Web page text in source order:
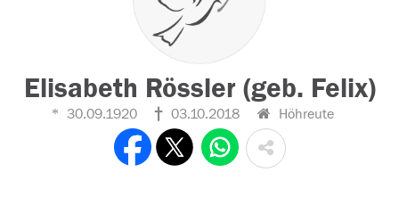
Elisabeth Rössler (geb. Felix)
30.09.1920 03.10.2018 Höhreute